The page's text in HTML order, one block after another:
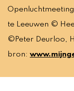
te Leeuwen ©
©Peter Deurloo,
bron: